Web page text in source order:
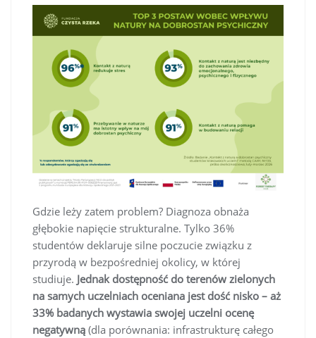
Gdzie leży zatem problem? Diagnoza obnaża
głębokie napięcie strukturalne. Tylko 36%
studentów deklaruje silne poczucie związku z
przyrodą w bezpośredniej okolicy, w której
studiuje. Jednak dostępność do terenów zielonych
na samych uczelniach oceniana jest dość nisko – aż
33% badanych wystawia swojej uczelni ocenę
negatywną (dla porównania: infrastrukturę całego